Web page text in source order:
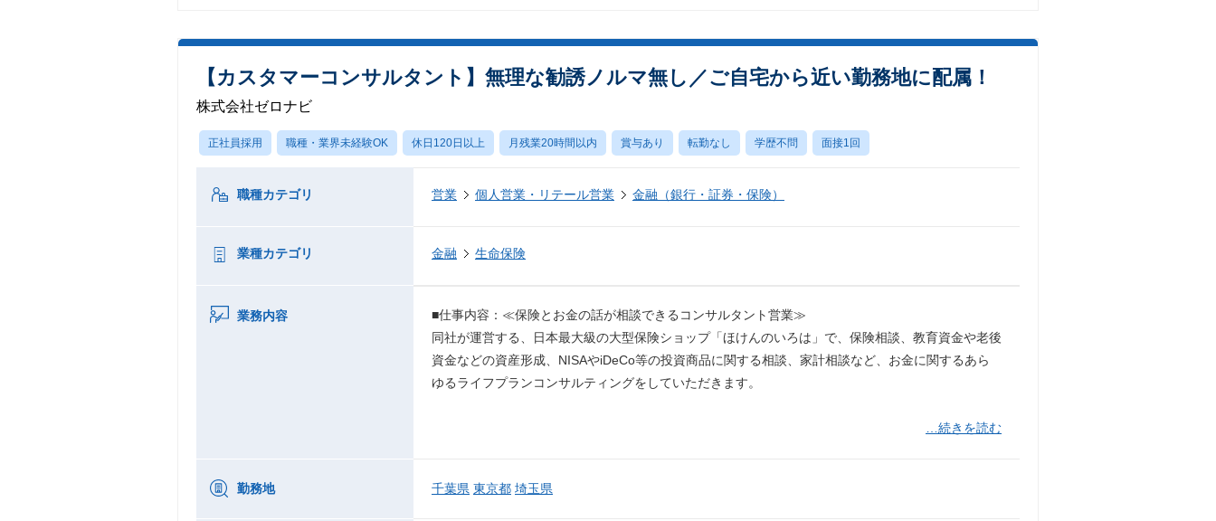
【カスタマーコンサルタント】無理な勧誘ノルマ無し／ご自宅から近い勤務地に配属！
株式会社ゼロナビ
正社員採用 職種・業界未経験OK 休日120日以上 月残業20時間以内 賞与あり 転勤なし 学歴不問 面接1回
職種カテゴリ 営業 個人営業・リテール営業 金融（銀行・証券・保険）
業種カテゴリ 金融 生命保険
業務内容
■仕事内容：≪保険とお金の話が相談できるコンサルタント営業≫
同社が運営する、日本最大級の大型保険ショップ「ほけんのいろは」で、保険相談、教育資金や老後
資金などの資産形成、NISAやiDeCo等の投資商品に関する相談、家計相談など、お金に関するあら
ゆるライフプランコンサルティングをしていただきます。
…続きを読む
勤務地 千葉県 東京都 埼玉県